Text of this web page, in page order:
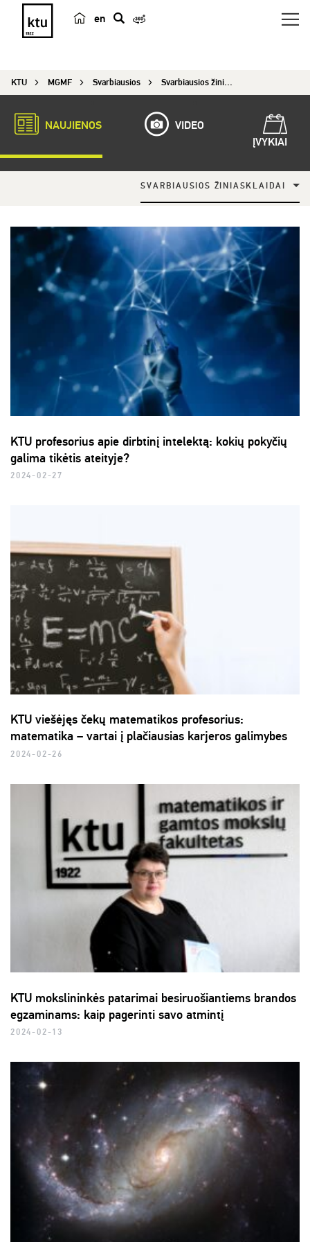
en
e
KTU MGMF Svarbiausios Svarbiausios žiniasklaidai
NAUJIENOS
VIDEO
ĮVYKIAI
SVARBIAUSIOS ŽINIASKLAIDAI
KTU profesorius apie dirbtinį intelektą: kokių pokyčių
galima tikėtis ateityje?
2024-02-27
KTU viešėjęs čekų matematikos profesorius:
matematika – vartai į plačiausias karjeros galimybes
2024-02-26
KTU mokslininkės patarimai besiruošiantiems brandos
egzaminams: kaip pagerinti savo atmintį
2024-02-13